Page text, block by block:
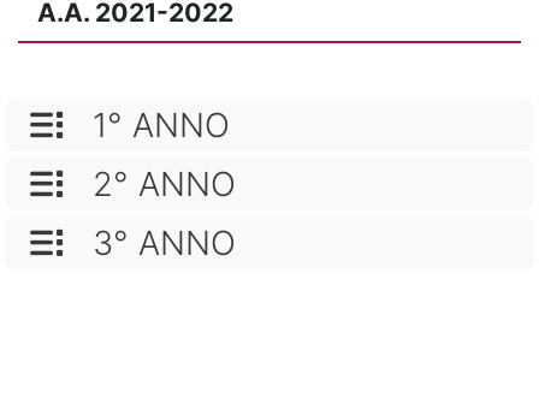
A.A. 2021-2022
NOME CATEGORIA
1° ANNO
NOME CATEGORIA
2° ANNO
NOME CATEGORIA
3° ANNO